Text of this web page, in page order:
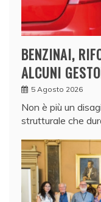
BENZINAI,
ALCUNI
5 Agosto 2026
Non è più un
strutturale che